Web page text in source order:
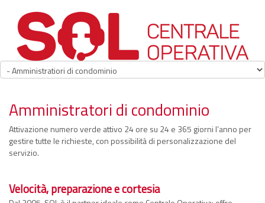
Amministratori di condominio
Attivazione numero verde attivo 24 ore su 24 e 365 giorni l’anno per
gestire tutte le richieste, con possibilità di personalizzazione del
servizio.
Velocità, preparazione e cortesia